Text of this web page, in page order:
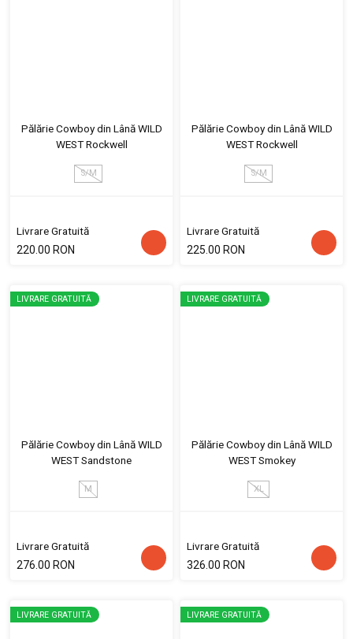
Pălărie Cowboy din Lână WILD
WEST Rockwell
S/M
Livrare Gratuită
220.00 RON
Pălărie Cowboy din Lână WILD
WEST Rockwell
S/M
Livrare Gratuită
225.00 RON
LIVRARE GRATUITĂ
Pălărie Cowboy din Lână WILD
WEST Sandstone
M
Livrare Gratuită
276.00 RON
LIVRARE GRATUITĂ
Pălărie Cowboy din Lână WILD
WEST Smokey
XL
Livrare Gratuită
326.00 RON
LIVRARE GRATUITĂ LIVRARE GRATUITĂ